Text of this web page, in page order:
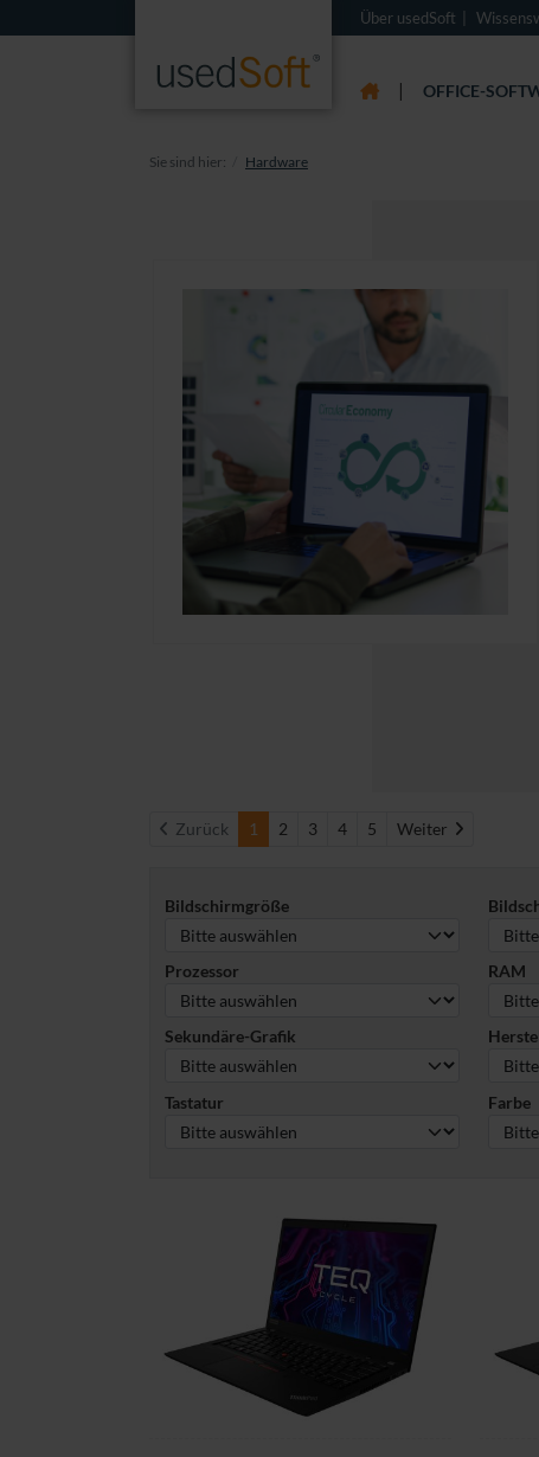
Über usedSoft
| OFFICE-
Sie sind hier: Hardware
Zurück 1 2 3 4 5 Weiter Weiter
Bildschirmgröße
Prozessor RAM
Sekundäre-Grafik
Tastatur Farbe